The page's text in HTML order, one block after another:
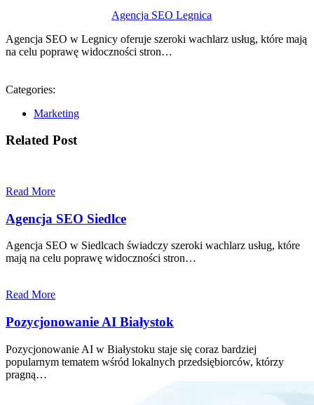
Agencja SEO Legnica
Agencja SEO w Legnicy oferuje szeroki wachlarz usług, które mają
na celu poprawę widoczności stron…
Categories:
Marketing
Related Post
Read More
Agencja SEO Siedlce
Agencja SEO w Siedlcach świadczy szeroki wachlarz usług, które
mają na celu poprawę widoczności stron…
Read More
Pozycjonowanie AI Białystok
Pozycjonowanie AI w Białystoku staje się coraz bardziej
popularnym tematem wśród lokalnych przedsiębiorców, którzy
pragną…